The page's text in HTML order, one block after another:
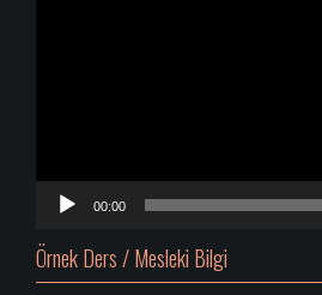
00:00
Örnek Ders / Mesleki Bilgi